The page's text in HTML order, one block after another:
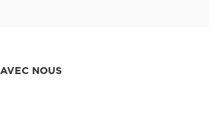
NOUS